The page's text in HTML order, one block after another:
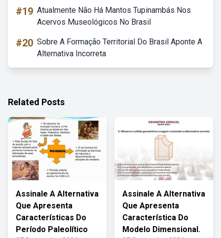
#19 Atualmente Não Há Mantos Tupinambás Nos
Acervos Museológicos No Brasil
#20 Sobre A Formação Territorial Do Brasil Aponte A
Alternativa Incorreta
Related Posts
Assinale A Alternativa
Que Apresenta
Características Do
Período Paleolítico
Assinale A Alternativa
Que Apresenta
Característica Do
Modelo Dimensional.